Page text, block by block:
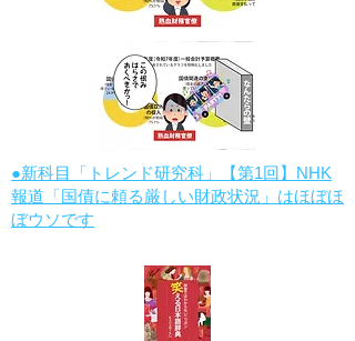
●新科目「トレンド研究科」【第1回】NHK
報道「国債に頼る厳しい財政状況」はほぼほ
ぼウソです